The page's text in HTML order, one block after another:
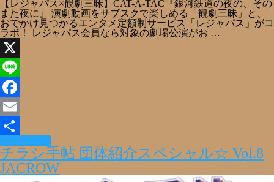
【レジャパス×観劇三昧】CAT-A-TAC『銀河鉄道の夜の、その
また夜に』 演劇動画をサブスクで楽しめる「観劇三昧」と、
おでかけ見つかるエンタメ定額制サービス「レジャパス」がコ
ラボ！ レジャパス会員なら対象の劇場公演がお …
X
Line
Facebook
Email
共
有
チラシ手帖 団体紹介スペシャル☆ Vol.8
JACROW